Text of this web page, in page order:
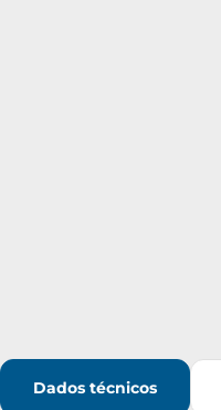
Dados técnicos